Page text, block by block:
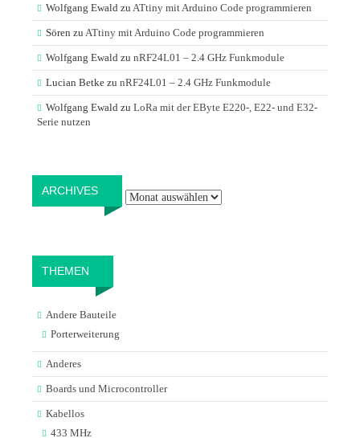
Wolfgang Ewald zu ATtiny mit Arduino Code programmieren
Sören zu ATtiny mit Arduino Code programmieren
Wolfgang Ewald zu nRF24L01 – 2.4 GHz Funkmodule
Lucian Betke zu nRF24L01 – 2.4 GHz Funkmodule
Wolfgang Ewald zu LoRa mit der EByte E220-, E22- und E32-
Serie nutzen
ARCHIVES
THEMEN
Andere Bauteile
Porterweiterung
Anderes
Boards und Microcontroller
Kabellos
433 MHz